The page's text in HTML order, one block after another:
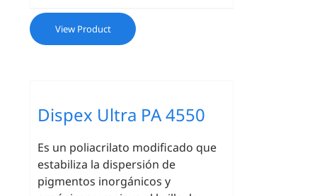
View Product
Dispex Ultra PA 4550
Es un poliacrilato modificado que
estabiliza la dispersión de
pigmentos inorgánicos y